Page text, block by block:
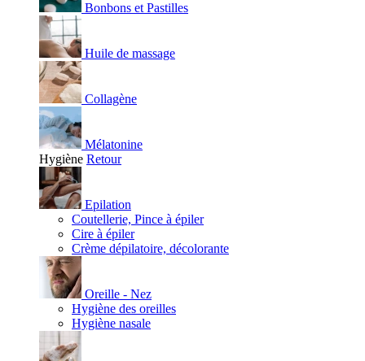
Bonbons et Pastilles
Huile de massage
Collagène
Mélatonine
Hygiène Retour
Epilation
Coutellerie, Pince à épiler
Cire à épiler
Crème dépilatoire, décolorante
Oreille - Nez
Hygiène des oreilles
Hygiène nasale